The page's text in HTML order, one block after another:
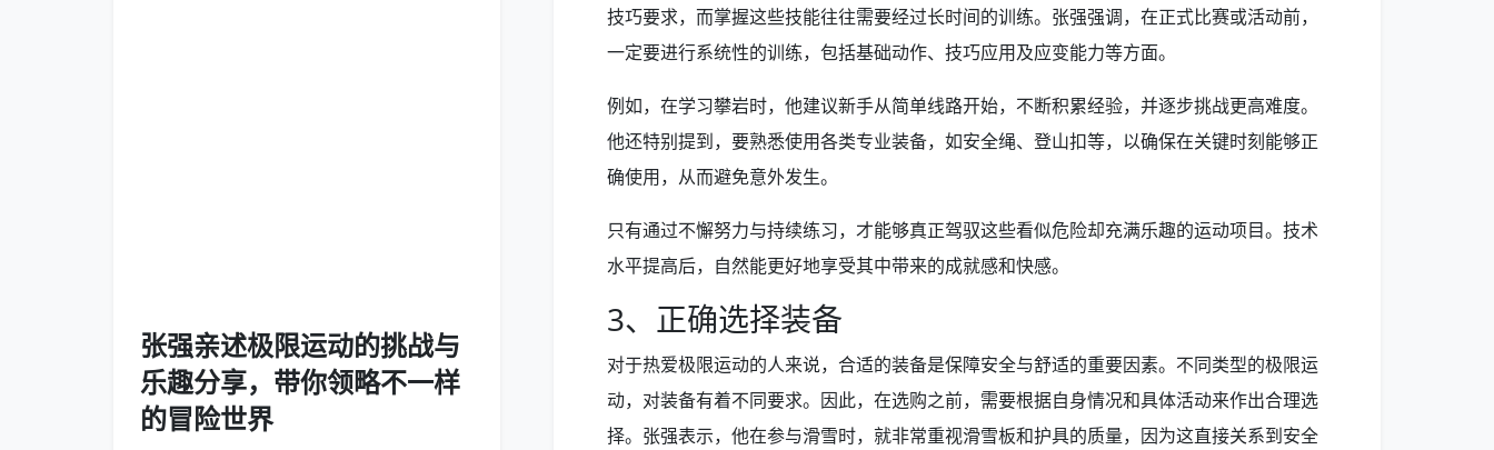
张强亲述极限运动的挑战与
乐趣分享，带你领略不一样
的冒险世界
技巧要求，而掌握这些技能往往需要经过长时间的训练。张强强调，在正式比赛或活动前，
一定要进行系统性的训练，包括基础动作、技巧应用及应变能力等方面。
例如，在学习攀岩时，他建议新手从简单线路开始，不断积累经验，并逐步挑战更高难度。
他还特别提到，要熟悉使用各类专业装备，如安全绳、登山扣等，以确保在关键时刻能够正
确使用，从而避免意外发生。
只有通过不懈努力与持续练习，才能够真正驾驭这些看似危险却充满乐趣的运动项目。技术
水平提高后，自然能更好地享受其中带来的成就感和快感。
3、正确选择装备
对于热爱极限运动的人来说，合适的装备是保障安全与舒适的重要因素。不同类型的极限运
动，对装备有着不同要求。因此，在选购之前，需要根据自身情况和具体活动来作出合理选
择。张强表示，他在参与滑雪时，就非常重视滑雪板和护具的质量，因为这直接关系到安全